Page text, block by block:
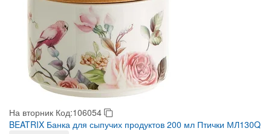
На вторник Код:106054
BEATRIX Банка для сыпучих продуктов 200 мл Птички МЛ130Q